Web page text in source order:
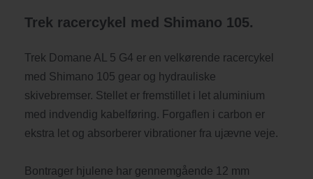
Trek racercykel med Shimano 105.
Trek Domane AL 5 G4 er en velkørende racercykel
med Shimano 105 gear og hydrauliske
skivebremser. Stellet er fremstillet i let aluminium
med indvendig kabelføring. Forgaflen i carbon er
ekstra let og absorberer vibrationer fra ujævne veje.
Bontrager hjulene har gennemgående 12 mm